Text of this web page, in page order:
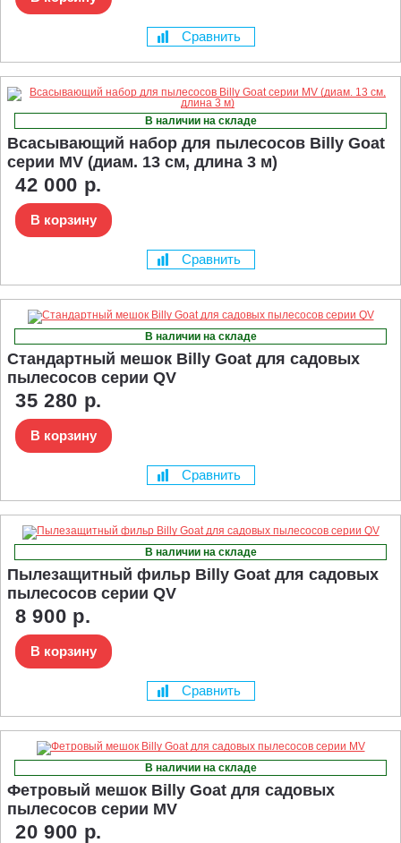
Сравнить
В наличии на складе
Всасывающий набор для пылесосов Billy Goat
серии MV (диам. 13 см, длина 3 м)
42 000 р.
В корзину
Сравнить
В наличии на складе
Стандартный мешок Billy Goat для садовых
пылесосов серии QV
35 280 р.
В корзину
Сравнить
В наличии на складе
Пылезащитный фильр Billy Goat для садовых
пылесосов серии QV
8 900 р.
В корзину
Сравнить
В наличии на складе
Фетровый мешок Billy Goat для садовых
пылесосов серии MV
20 900 р.